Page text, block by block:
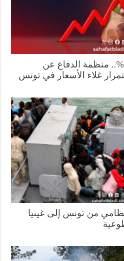
إلى 5.1%.. منظمة الدفاع عن
الأسعار في تونس
من تونس إلى غينيا